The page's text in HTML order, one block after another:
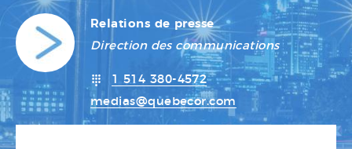
Relations de presse
Direction des communications
1 514 380-4572
medias@quebecor.com